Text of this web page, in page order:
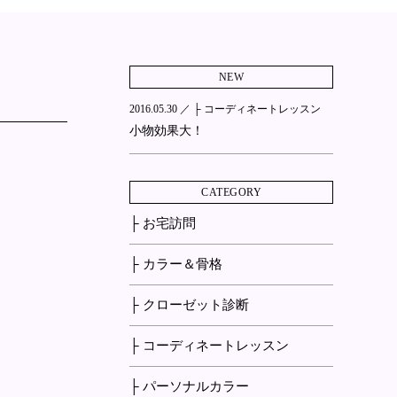
NEW
2016.05.30 ／ ├ コーディネートレッスン
小物効果大！
CATEGORY
├ お宅訪問
├ カラー＆骨格
├ クローゼット診断
├ コーディネートレッスン
├ パーソナルカラー